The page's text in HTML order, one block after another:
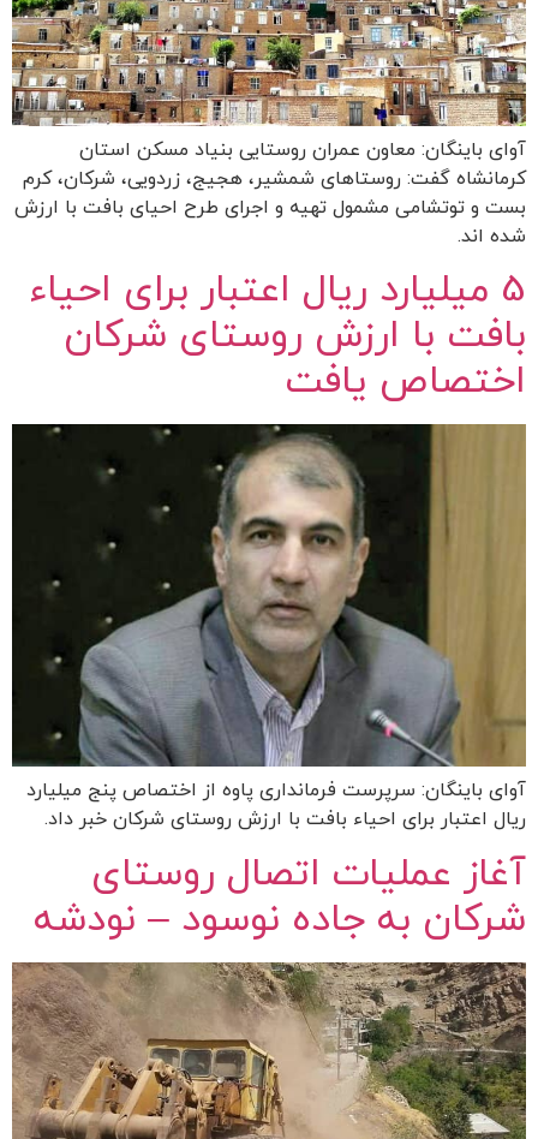
آوای باینگان: معاون عمران روستایی بنیاد مسکن استان
کرمانشاه گفت: روستاهای شمشیر، هجیج، زردویی، شرکان، کرم
بست و توتشامی مشمول تهیه و اجرای طرح احیای بافت با ارزش
شده اند.
5 میلیارد ریال اعتبار برای احیاء
بافت با ارزش روستای شرکان
اختصاص یافت
آوای باینگان: سرپرست فرمانداری پاوه از اختصاص پنج میلیارد
ریال اعتبار برای احیاء بافت با ارزش روستای شرکان خبر داد.
آغاز عملیات اتصال روستای
شرکان به جاده نوسود – نودشه